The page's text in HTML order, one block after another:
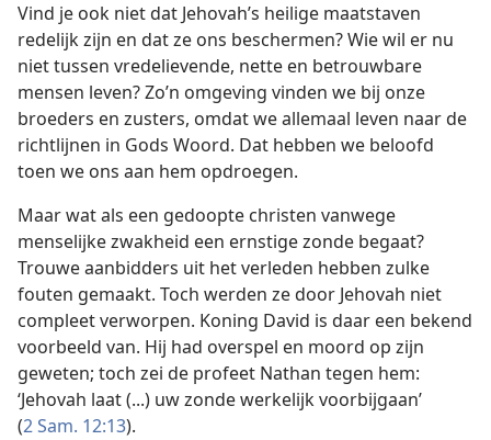
Vind je ook niet dat Jehovah’s heilige maatstaven
redelijk zijn en dat ze ons beschermen? Wie wil er nu
niet tussen vredelievende, nette en betrouwbare
mensen leven? Zo’n omgeving vinden we bij onze
broeders en zusters, omdat we allemaal leven naar de
richtlijnen in Gods Woord. Dat hebben we beloofd
toen we ons aan hem opdroegen.
Maar wat als een gedoopte christen vanwege
menselijke zwakheid een ernstige zonde begaat?
Trouwe aanbidders uit het verleden hebben zulke
fouten gemaakt. Toch werden ze door Jehovah niet
compleet verworpen. Koning David is daar een bekend
voorbeeld van. Hij had overspel en moord op zijn
geweten; toch zei de profeet Nathan tegen hem:
‘Jehovah laat (...) uw zonde werkelijk voorbijgaan’
(2 Sam. 12:13).